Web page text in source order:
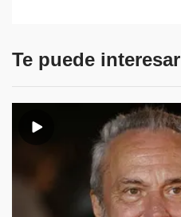
Te puede interesar